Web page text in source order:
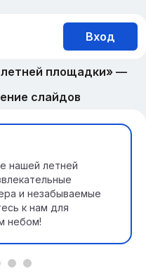
Вход
площадки» —
слайдов
нашей летней
и незабываемые
к нам для
небом!